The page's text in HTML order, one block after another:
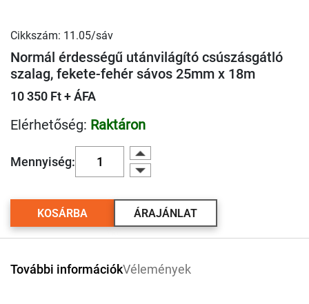
Cikkszám: 11.05/sáv
Normál érdességű utánvilágító csúszásgátló
szalag, fekete-fehér sávos 25mm x 18m
10 350 Ft + ÁFA
Elérhetőség: Raktáron
Mennyiség:
KOSÁRBA ÁRAJÁNLAT
További információkVélemények